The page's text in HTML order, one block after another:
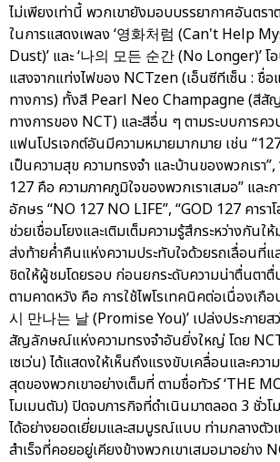
ไม่เพียงเท่านี้ พวกเขายังมอบบรรยากาศอันตรา
ในการแสดงเพลง ‘영화처럼 (Can't Help
Dust)’ และ ‘나의 모든 순간 (No Longer)’ โ
แสงจากแท่งไฟของ NCTzen (เอ็นซีทีเซ็น : ชื่
ทางการ) ทั้งสี Pearl Neo Champagne (สี
ทางการของ NCT) และสีอื่น ๆ ตามระบบการค
แฟนโปรเจกต์อันมีความหมายมากมาย เช่น
เป็นความสุข ความทรงจำ และบ้านของพวกเรา”,
127 คือ ความภาคภูมิใจของพวกเราเสมอ” และ
อักษร “NO 127 NO LIFE”, “GOD 127 คารา
ช่วยเชื่อมโยงและเติมเต็มความรู้สึกระหว่างกันใ
ส่งท้ายค่ำคืนแห่งความประทับใจด้วยรถเลื่อนที่แ
ชิดให้ผู้ชมโดยรอบ ก่อนยกระดับความน่าตื่นตาตื่
ตามคาดหวัง คือ การใช้ไพโรเทคนิคต่อเนื่องเกื
시 만나는 날 (Promise You)’ เปล่งประกายส
สัญลักษณ์แห่งความทรงจำอันยิ่งใหญ่ โดย
เซเว่น) ได้แสดงให้เห็นถึงแรงขับเคลื่อนและค
สุดของพวกเขาอย่างเต็มที่ ตามชื่อทัวร์ ‘THE
โมเมนตัม) ปิดจบภารกิจที่ดำเนินมาตลอด 3 ชั่ว
ได้อย่างยอดเยี่ยมและสมบูรณ์แบบ ท่ามกลางตั
สำเร็จที่คอยอยู่เคียงข้างพวกเขาเสมอมาอย่าง